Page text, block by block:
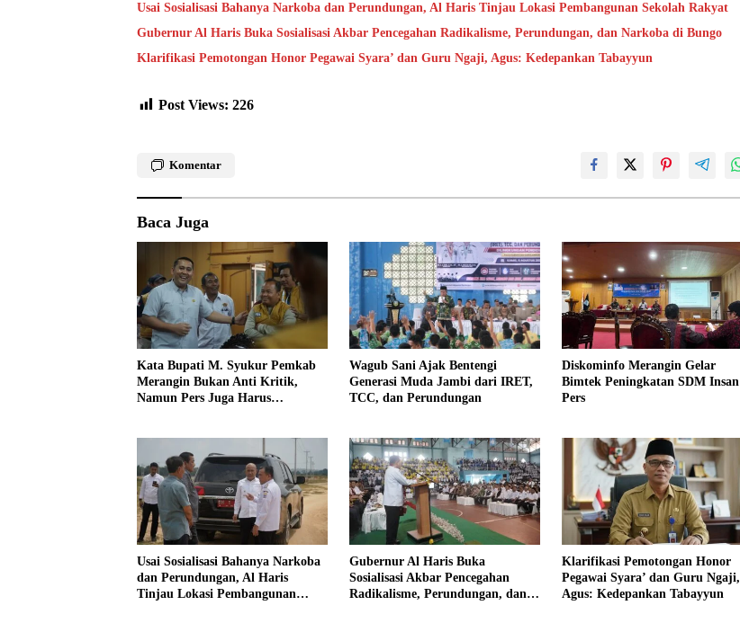
Usai Sosialisasi Bahanya Narkoba dan Perundungan, Al Haris Tinjau Lokasi Pembangunan Sekolah Rakyat
Gubernur Al Haris Buka Sosialisasi Akbar Pencegahan Radikalisme, Perundungan, dan Narkoba di Bungo
Klarifikasi Pemotongan Honor Pegawai Syara’ dan Guru Ngaji, Agus: Kedepankan Tabayyun
Post Views: 226
Komentar
Baca Juga
Kata Bupati M. Syukur Pemkab
Merangin Bukan Anti Kritik,
Namun Pers Juga Harus
Wagub Sani Ajak Bentengi
Generasi Muda Jambi dari IRET,
TCC, dan Perundungan
Diskominfo Merangin Gelar
Bimtek Peningkatan SDM Insan
Pers
Usai Sosialisasi Bahanya Narkoba
dan Perundungan, Al Haris
Tinjau Lokasi Pembangunan
Gubernur Al Haris Buka
Sosialisasi Akbar Pencegahan
Radikalisme, Perundungan, dan
Klarifikasi Pemotongan Honor
Pegawai Syara’ dan Guru Ngaji,
Agus: Kedepankan Tabayyun